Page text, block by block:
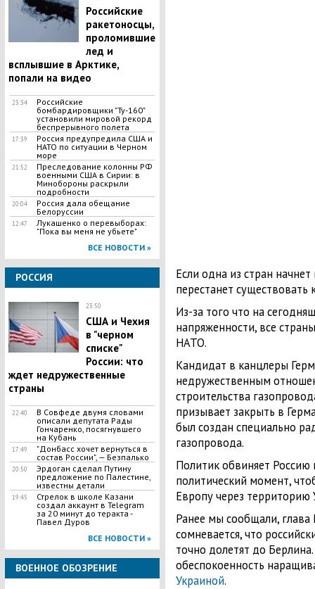
Российские
ракетоносцы,
проломившие
лед и
всплывшие в Арктике,
попали на видео
23:34
Российские
бомбардировщики "Ту-160"
установили мировой рекорд
беспрерывного полета
17:39
Россия предупредила США и
НАТО по ситуации в Черном
море
21:52
Преследование колонны РФ
военными США в Сирии: в
Минобороны раскрыли
подробности
20:04
Россия дала обещание
Белоруссии
12:47
​Лукашенко о перевыборах:
"Пока вы меня не убьете"
ВСЕ НОВОСТИ »
РОССИЯ
23:50
США и Чехия
в "черном
списке"
России: что
ждет недружественные
страны
22:40
В Совфеде двумя словами
описали депутата Рады
Гончаренко, посягнувшего
на Кубань
17:49
"Донбасс хочет вернуться в
состав России", — Безпалько
20:50
Эрдоган сделал Путину
предложение по Палестине,
известны детали
19:45
​Стрелок в школе Казани
создал аккаунт в Telegram
за 20 минут до теракта -
Павел Дуров
ВСЕ НОВОСТИ »
ВОЕННОЕ ОБОЗРЕНИЕ
Если одна из стран
перестанет существовать
Из-за того что на
напряженности, все
НАТО.
Кандидат в канцлеры
недружественным
строительства
призывает закрыть в
был создан специально
газопровода.
Политик обвиняет Россию
политический момент,
Европу через территорию
Ранее мы сообщали,
сомневается, что
точно долетят до
обеспокоенность
Украиной.